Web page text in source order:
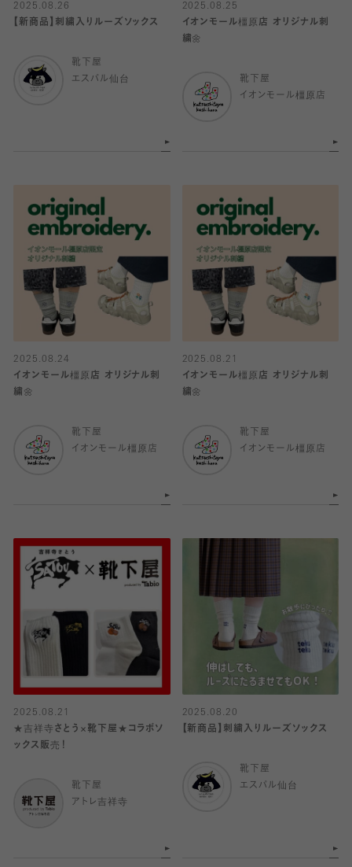
2025.08.26
【新商品】刺繍入りルーズソックス
靴下屋
エスパル仙台
2025.08.25
イオンモール橿原店 オリジナル刺
繍🌼
靴下屋
イオンモール橿原店
2025.08.24
イオンモール橿原店 オリジナル刺
繍🌼
靴下屋
イオンモール橿原店
2025.08.21
イオンモール橿原店 オリジナル刺
繍🌼
靴下屋
イオンモール橿原店
2025.08.21
★吉祥寺さとう×靴下屋★コラボソ
ックス販売！
靴下屋
アトレ吉祥寺
2025.08.20
【新商品】刺繍入りルーズソックス
靴下屋
エスパル仙台